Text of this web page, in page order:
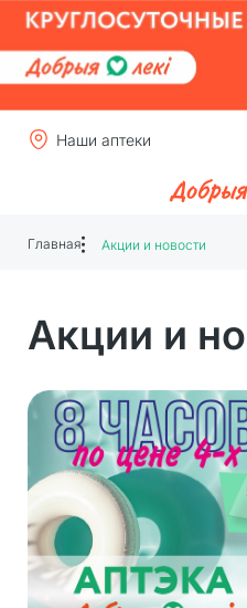
Наши аптеки
Главная Акции и новости
Акции и